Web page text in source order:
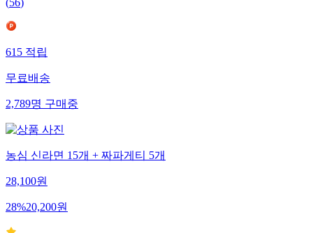
(56)
615적립
무료배송
2,789명구매중
농심 신라면 15개 + 짜파게티 5개
28,100원
28%20,200원